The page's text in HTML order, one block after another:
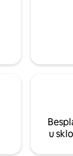
Za 10 osoba.
sa prijateljima,
kome bi
Dođite da se
u